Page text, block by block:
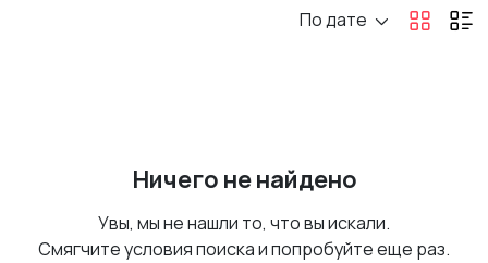
По дате
Ничего не найдено
Увы, мы не нашли то, что вы искали.
Смягчите условия поиска и попробуйте еще раз.